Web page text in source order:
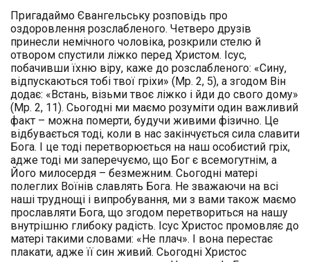
Пригадаймо Євангельську розповідь про
оздоровлення розслабленого. Четверо друзів
принесли немічного чоловіка, розкрили стелю й
отвором спустили ліжко перед Христом. Ісус,
побачивши їхню віру, каже до розслабленого: «Сину,
відпускаються тобі твої гріхи» (Мр. 2, 5), а згодом Він
додає: «Встань, візьми твоє ліжко і йди до свого дому»
(Мр. 2, 11). Сьогодні ми маємо розуміти один важливий
факт – можна померти, будучи живими фізично. Це
відбувається тоді, коли в нас закінчується сила славити
Бога. І це тоді перетворюється на наш особистий гріх,
адже тоді ми заперечуємо, що Бог є всемогутнім, а
Його милосердя – безмежним. Сьогодні матері
полеглих Воїнів славлять Бога. Не зважаючи на всі
наші труднощі і випробування, ми з вами також маємо
прославляти Бога, що згодом перетвориться на нашу
внутрішню глибоку радість. Ісус Христос промовляє до
матері такими словами: «Не плач». І вона перестає
плакати, адже її син живий. Сьогодні Христос